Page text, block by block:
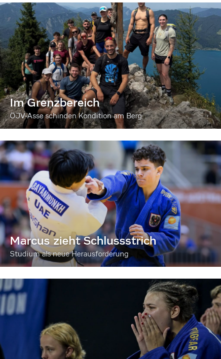
Im Grenzbereich
ÖJV-Asse schinden Kondition am Berg
Marcus zieht Schlussstrich
Studium als neue Herausforderung